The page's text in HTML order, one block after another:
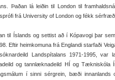
Þaðan lá leiðin til London til
frá University of London og fékk
til Íslands og settist að í Kópavogi þar
Eftir heimkomuna frá Englandi starfaði
Landspítalans 1971-1995, var
og tannlæknadeild HÍ og Tækniskóla
í sinni sérgrein, bæði